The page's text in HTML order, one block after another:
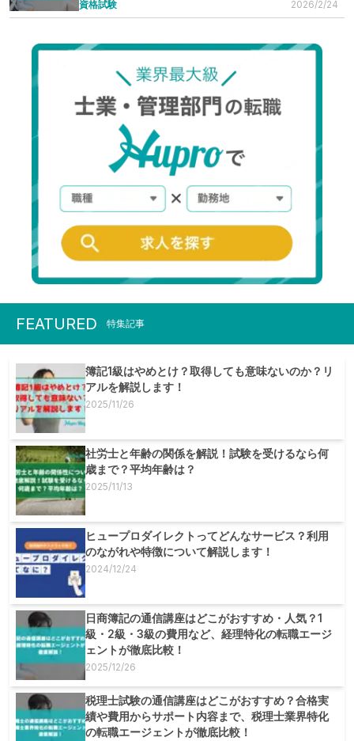
資格試験 2026/2/24
FEATURED 特集記事
簿記1級はやめとけ？取得しても意味ないのか？リ
アルを解説します！
2025/11/26
社労士と年齢の関係を解説！試験を受けるなら何
歳まで？平均年齢は？
2025/11/13
ヒュープロダイレクトってどんなサービス？利用
のながれや特徴について解説します！
2024/12/24
日商簿記の通信講座はどこがおすすめ・人気？1
級・2級・3級の費用など、経理特化の転職エージ
ェントが徹底比較！
2025/12/26
税理士試験の通信講座はどこがおすすめ？合格実
績や費用からサポート内容まで、税理士業界特化
の転職エージェントが徹底比較！